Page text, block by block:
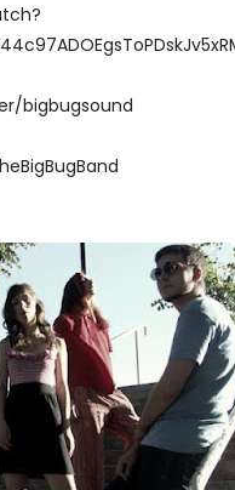
bigbugsound